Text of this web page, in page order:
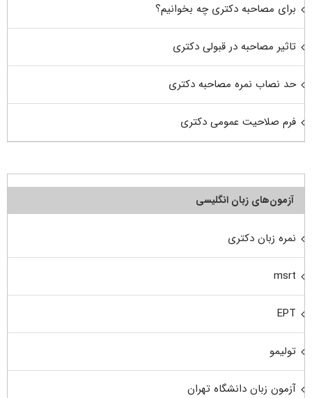
برای مصاحبه دکتری چه بخوانیم؟
تاثیر مصاحبه در قبولی دکتری
حد نصاب نمره مصاحبه دکتری
فرم صلاحیت عمومی دکتری
آزمون‌های زبان انگلیسی
نمره زبان دکتری
msrt
EPT
تولیمو
آزمون زبان دانشگاه تهران